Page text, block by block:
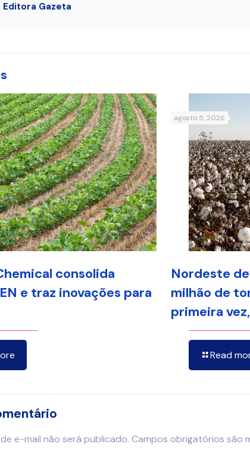
Editora Gazeta
consolida
e traz inovações para
agosto 5, 2026
Nordeste
milhão de
primeira
Read
e-mail não será publicado. Campos obrigatórios são